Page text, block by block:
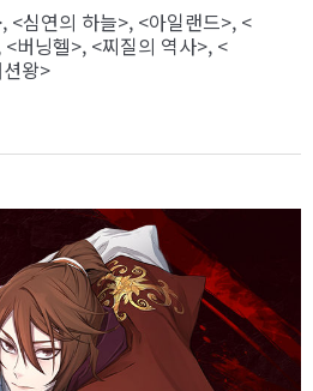
<심연의 하늘>, <아일랜드>, <
버닝헬>, <찌질의 역사>, <
왕>